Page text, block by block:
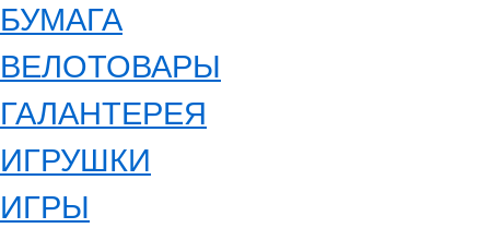
БУМАГА
ВЕЛОТОВАРЫ
ГАЛАНТЕРЕЯ
ИГРУШКИ
ИГРЫ